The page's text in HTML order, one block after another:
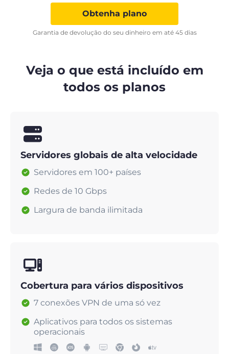
Obtenha plano
Garantia de devolução do seu dinheiro em até 45 dias
Veja o que está incluído em
todos os planos
Servidores globais de alta velocidade
Servidores em 100+ países
Redes de 10 Gbps
Largura de banda ilimitada
Cobertura para vários dispositivos
7 conexões VPN de uma só vez
Aplicativos para todos os sistemas
operacionais